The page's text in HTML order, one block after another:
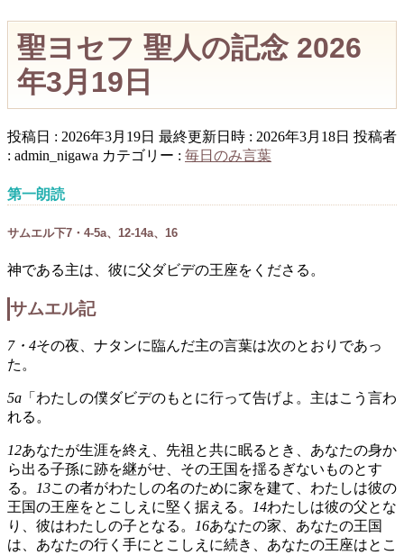
聖ヨセフ 聖人の記念 2026
年3月19日
投稿日 : 2026年3月19日 最終更新日時 : 2026年3月18日 投稿者
: admin_nigawa カテゴリー : 毎日のみ言葉
第一朗読
サムエル下7・4-5a、12-14a、16
神である主は、彼に父ダビデの王座をくださる。
サムエル記
7・4その夜、ナタンに臨んだ主の言葉は次のとおりであっ
た。
5a 「わたしの僕ダビデのもとに行って告げよ。主はこう言わ
れる。
12あなたが生涯を終え、先祖と共に眠るとき、あなたの身か
ら出る子孫に跡を継がせ、その王国を揺るぎないものとす
る。
13この者がわたしの名のために家を建て、わたしは彼の
王国の王座をとこしえに堅く据える。
14わたしは彼の父とな
り、彼はわたしの子となる。
16あなたの家、あなたの王国
は、あなたの行く手にとこしえに続き、あなたの王座はとこ